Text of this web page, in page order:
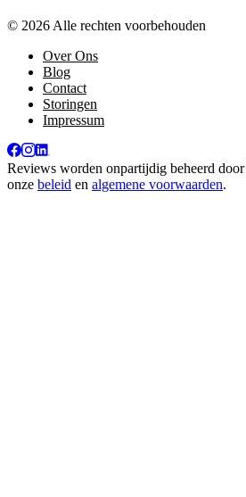
© 2026 Alle rechten voorbehouden
Over Ons
Blog
Contact
Storingen
Impressum
Reviews worden onpartijdig beheerd door
onze beleid en algemene voorwaarden.